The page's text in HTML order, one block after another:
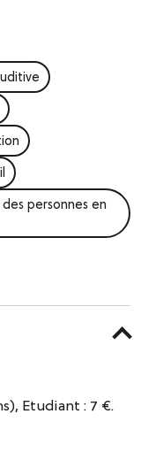
des personnes en
Etudiant : 7 €.